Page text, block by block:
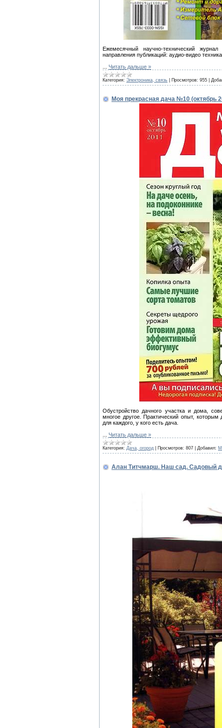
Ежемесячный научно-технический
направления публикаций: аудио-видео
Читать дальше »
Категория: Электроника, связь Просмотров: 955
Моя прекрасная дача №10 (октябрь
Обустройство дачного участка и дома,
многое другое. Практический опыт,
для каждого, у кого есть дача.
Читать дальше »
Категория: Дача, огород Просмотров: 807 Добавил:
Алан Титчмарш. Наш сад. Садовый